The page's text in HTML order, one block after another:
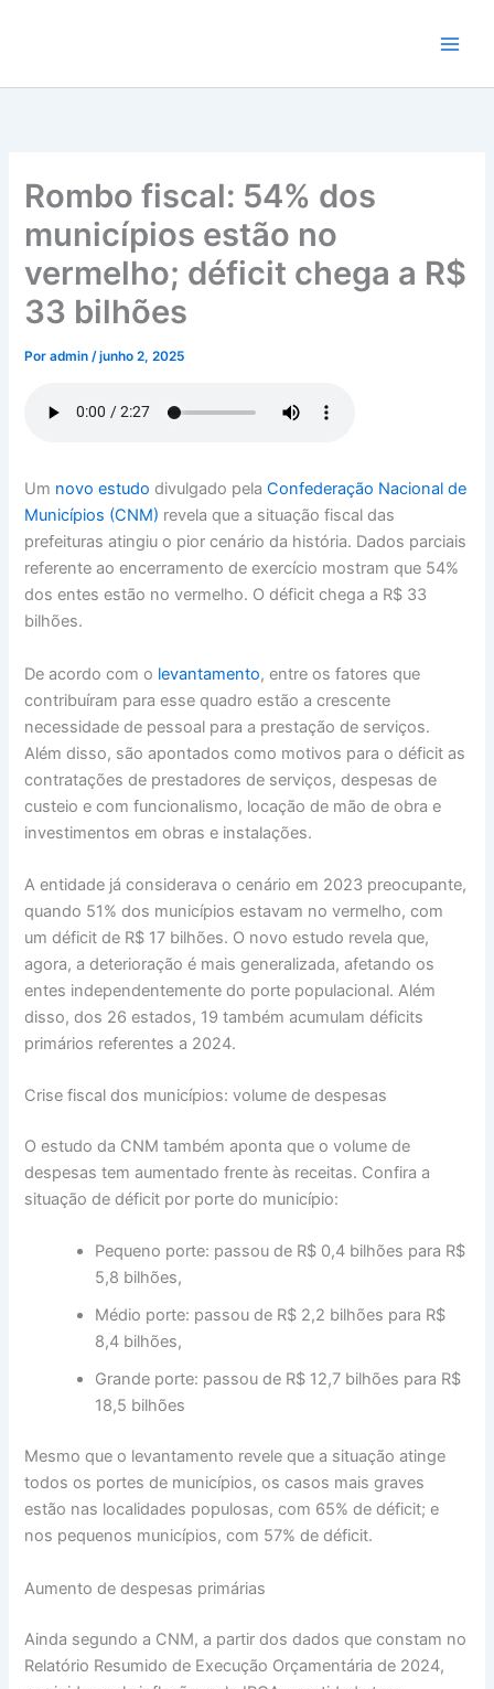
conteúdo
Rombo fiscal: 54% dos
municípios estão no
vermelho; déficit chega a R$
33 bilhões
Poradmin/junho 2, 2025
Um novo estudodivulgado pelaConfederação Nacional de
Municípios (CNM) revela que a situação fiscal das
prefeituras atingiu o pior cenário da história. Dados parciais
referente ao encerramento de exercício mostram que 54%
dos entes estão no vermelho. O déficit chega a R$ 33
bilhões.
De acordo com o levantamento, entre os fatores que
contribuíram para esse quadro estão a crescente
necessidade de pessoal para a prestação de serviços.
Além disso, são apontados como motivos para o déficit as
contratações de prestadores de serviços, despesas de
custeio e com funcionalismo, locação de mão de obra e
investimentos em obras e instalações.
A entidade já considerava o cenário em 2023 preocupante,
quando 51% dos municípios estavam no vermelho, com
um déficit de R$ 17 bilhões. O novo estudo revela que,
agora, a deterioração é mais generalizada, afetando os
entes independentemente do porte populacional. Além
disso, dos 26 estados, 19 também acumulam déficits
primários referentes a 2024.
Crise fiscal dos municípios: volume de despesas
O estudo da CNM também aponta que o volume de
despesas tem aumentado frente às receitas. Confira a
situação de déficit por porte do município:
Pequeno porte: passou de R$ 0,4 bilhões para R$
5,8 bilhões,
Médio porte: passou de R$ 2,2 bilhões para R$
8,4 bilhões,
Grande porte: passou de R$ 12,7 bilhões para R$
18,5 bilhões
Mesmo que o levantamento revele que a situação atinge
todos os portes de municípios, os casos mais graves
estão nas localidades populosas, com 65% de déficit; e
nos pequenos municípios, com 57% de déficit.
Aumento de despesas primárias
Ainda segundo a CNM, a partir dos dados que constam no
Relatório Resumido de Execução Orçamentária de 2024,